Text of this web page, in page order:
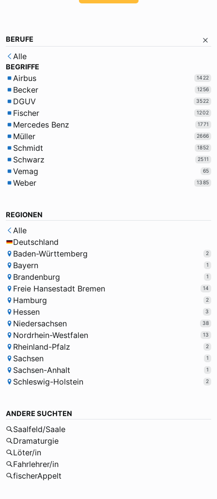
BERUFE
Alle
BEGRIFFE
Airbus 1422
Becker 1256
DGUV 3522
Fischer 1202
Mercedes Benz 1771
Müller 2666
Schmidt 1852
Schwarz 2511
Vemag 65
Weber 1385
REGIONEN
Alle
Deutschland
Baden-Württemberg
2
Bayern 1
Brandenburg 1
Freie Hansestadt Bremen 14
Hamburg 2
Hessen 3
Niedersachsen 38
Nordrhein-Westfalen 13
Rheinland-Pfalz 2
Sachsen 1
Sachsen-Anhalt 1
Schleswig-Holstein 2
ANDERE SUCHTEN
Saalfeld/Saale
Dramaturgie
Löter/in
Fahrlehrer/in
fischerAppelt